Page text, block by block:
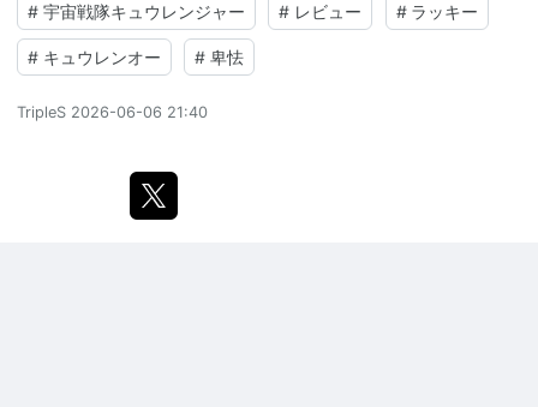
# 宇宙戦隊キュウレンジャー # レビュー # ラッキー
# キュウレンオー # 卑怯
TripleS 2026-06-06 21:40